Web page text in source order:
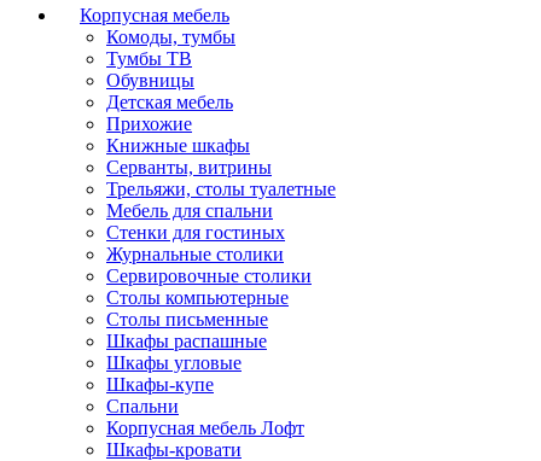
Корпусная мебель
Комоды, тумбы
Тумбы ТВ
Обувницы
Детская мебель
Прихожие
Книжные шкафы
Серванты, витрины
Трельяжи, столы туалетные
Мебель для спальни
Стенки для гостиных
Журнальные столики
Сервировочные столики
Столы компьютерные
Столы письменные
Шкафы распашные
Шкафы угловые
Шкафы-купе
Спальни
Корпусная мебель Лофт
Шкафы-кровати